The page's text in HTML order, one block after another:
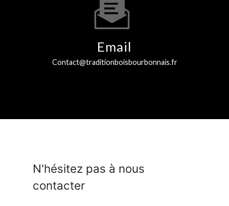
Email
contact@traditionboisbourbonnais.fr
N'hésitez pas à nous
contacter